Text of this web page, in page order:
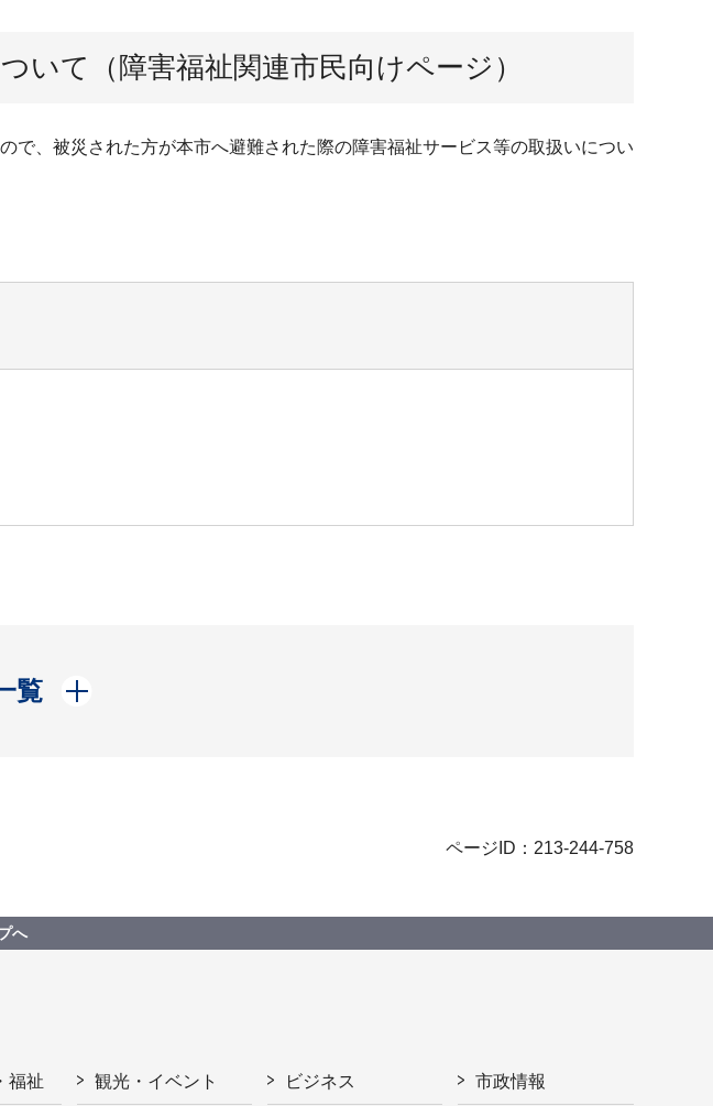
いて（障害福祉関連市民向けページ）
、被災された方が本市へ避難された際の障害福祉サービス等の取扱いについ
覧
ページID：213-244-758
へ
福祉 観光・イベント ビジネス 市政情報